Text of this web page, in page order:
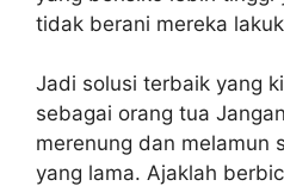
tidak berani mereka
Jadi solusi terbaik yang
sebagai orang tua
merenung dan melamun
yang lama. Ajaklah